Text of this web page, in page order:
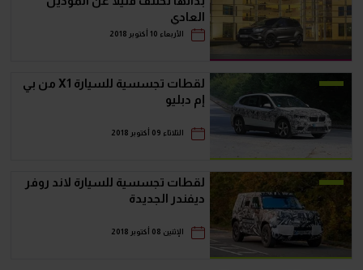
العادي
الأربعاء 10 أكتوبر 2018
لقطات تجسسية للسيارة X1 من بي
إم دبليو
الثلاثاء 09 أكتوبر 2018
لقطات تجسسية للسيارة لاند روفر
ديفندر الجديدة
الإثنين 08 أكتوبر 2018